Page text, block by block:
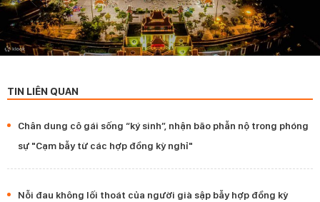
TIN LIÊN QUAN
Chân dung cô gái sống “ký sinh”, nhận bão phẫn nộ trong phóng
sự "Cạm bẫy từ các hợp đồng kỳ nghỉ"
Nỗi đau không lối thoát của người già sập bẫy hợp đồng kỳ